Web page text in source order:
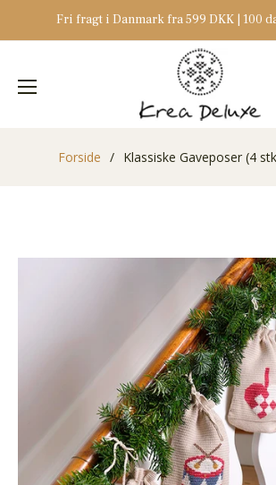
Fri fragt i Danmark fra 599 DKK | 100
Forside / Klassiske Gaveposer (4